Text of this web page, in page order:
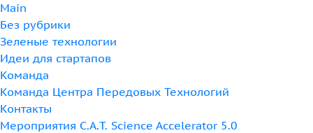
Main
Без рубрики
Зеленые технологии
Идеи для стартапов
Команда
Команда Центра Передовых Технологий
Контакты
Мероприятия C.A.T. Science Accelerator 5.0